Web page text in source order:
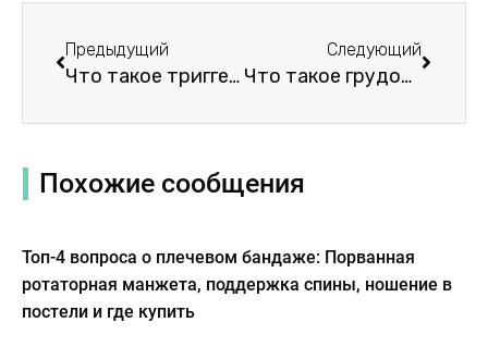
Предыдущий
Что такое триггерный палец или стенозирующий теносиновит?
Следующий
Что такое грудопояснично-крестцовый ортез (TLSO) для спины?
Похожие сообщения
Топ-4 вопроса о плечевом бандаже: Порванная
ротаторная манжета, поддержка спины, ношение в
постели и где купить